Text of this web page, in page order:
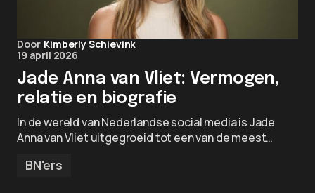
Door Kimberly Schievink
19 april 2026
Jade Anna van Vliet: Vermogen,
relatie en biografie
In de wereld van Nederlandse social media is Jade
Anna van Vliet uitgegroeid tot een van de meest…
BN'ers